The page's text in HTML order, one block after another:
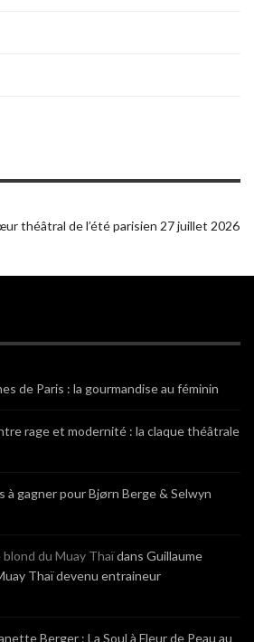
théâtral de l’été parisien 27 juillet 2026
de Paris : la gourmandise au féminin
rage et modernité : la claque théâtrale
à gagner pour Bjørn Berge & Selwyn
blond du Muay Thaïdans Guillaume
Thaï devenu entraineur
Berger : La Soul à Fleur de Peau au